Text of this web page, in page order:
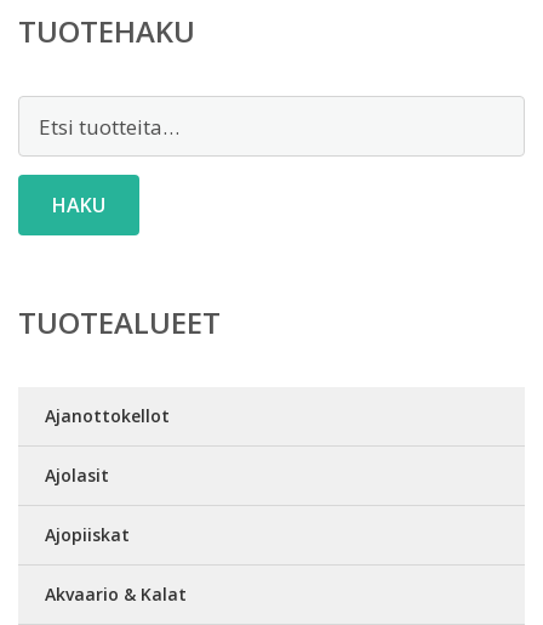
TUOTEHAKU
HAKU
TUOTEALUEET
Ajanottokellot
Ajolasit
Ajopiiskat
Akvaario & Kalat